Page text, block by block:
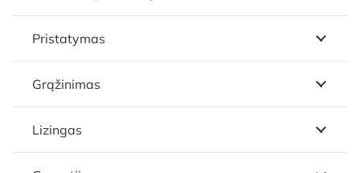
Pristatymas
Grąžinimas
Lizingas